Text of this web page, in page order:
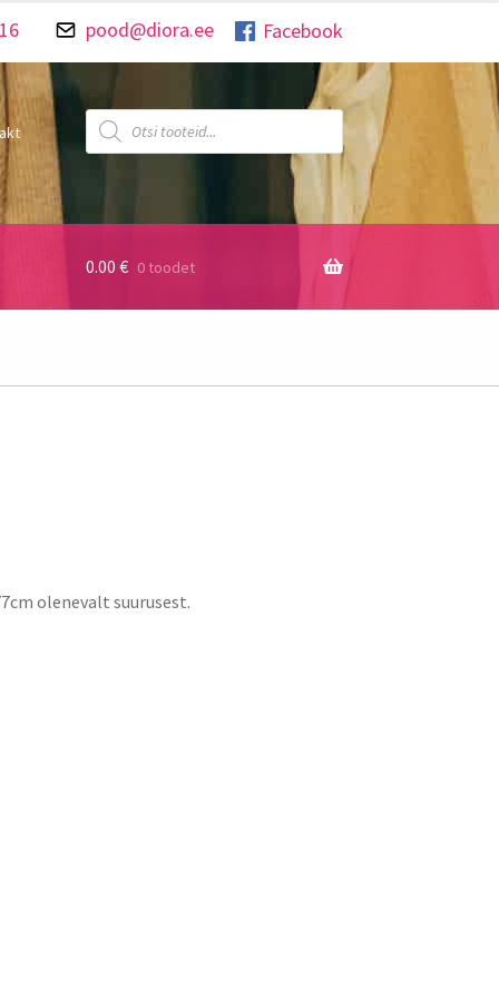
pood@diora.ee Facebook
Products
search
0.00 € 0 toodet
olenevalt suurusest.